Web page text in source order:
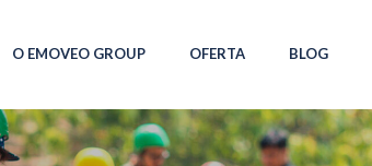
O EMOVEO GROUP OFERTA BLOG